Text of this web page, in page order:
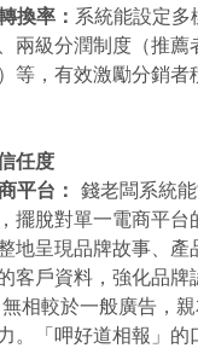
換率： 系統能設定多
兩級分潤制度（推薦
等，有效激勵分銷者
任度
平台： 錢老闆系統
擺脫對單一電商平台
地呈現品牌故事、產
客戶資料，強化品牌
無相較於一般廣告，
。「呷好道相報」的